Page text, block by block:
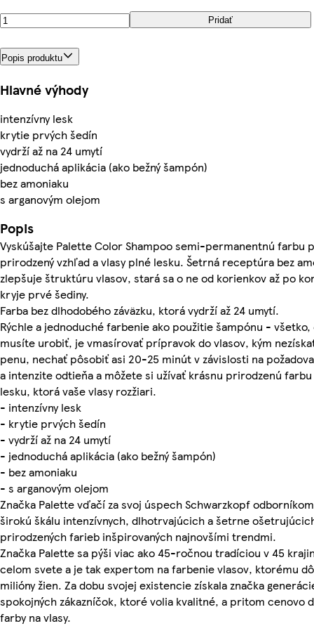
Pridať
Popis produktu
Hlavné výhody
intenzívny lesk
krytie prvých šedín
vydrží až na 24 umytí
jednoduchá aplikácia (ako bežný šampón)
bez amoniaku
s arganovým olejom
Popis
Vyskúšajte Palette Color Shampoo semi-permanentnú farbu
prirodzený vzhľad a vlasy plné lesku. Šetrná receptúra bez
zlepšuje štruktúru vlasov, stará sa o ne od korienkov až po
kryje prvé šediny.
Farba bez dlhodobého záväzku, ktorá vydrží až 24 umytí.
Rýchle a jednoduché farbenie ako použitie šampónu - všetko,
musíte urobiť, je vmasírovať prípravok do vlasov, kým
penu, nechať pôsobiť asi 20-25 minút v závislosti na
a intenzite odtieňa a môžete si užívať krásnu prirodzenú
lesku, ktorá vaše vlasy rozžiari.
- intenzívny lesk
- krytie prvých šedín
- vydrží až na 24 umytí
- jednoduchá aplikácia (ako bežný šampón)
- bez amoniaku
- s arganovým olejom
Značka Palette vďačí za svoj úspech Schwarzkopf
širokú škálu intenzívnych, dlhotrvajúcich a šetrne
prirodzených farieb inšpirovaných najnovšími trendmi.
Značka Palette sa pýši viac ako 45-ročnou tradíciou v 45
celom svete a je tak expertom na farbenie vlasov, ktorému
milióny žien. Za dobu svojej existencie získala značka
spokojných zákazníčok, ktoré volia kvalitné, a pritom cenovo
farby na vlasy.